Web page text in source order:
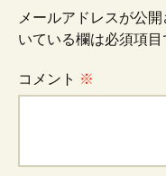
ビ
ゲ
メールアドレスが公
いている欄は必須項目
コメント ※